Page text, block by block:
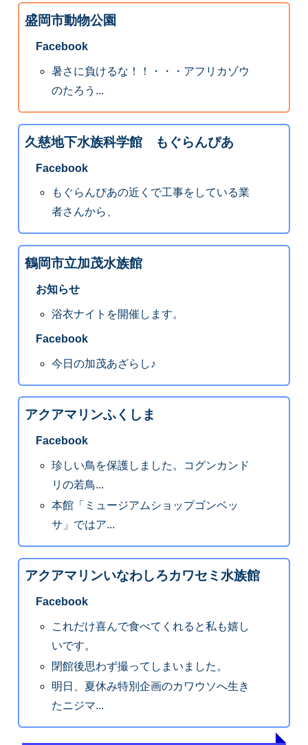
盛岡市動物公園
Facebook
暑さに負けるな！！・・・アフリカゾウ
のたろう...
久慈地下水族科学館 もぐらんぴあ
Facebook
もぐらんぴあの近くで工事をしている業
者さんから、
鶴岡市立加茂水族館
お知らせ
浴衣ナイトを開催します。
Facebook
今日の加茂あざらし♪
アクアマリンふくしま
Facebook
珍しい鳥を保護しました。コグンカンド
リの若鳥...
本館「ミュージアムショップゴンベッ
サ」ではア...
アクアマリンいなわしろカワセミ水族館
Facebook
これだけ喜んで食べてくれると私も嬉し
いです。
閉館後思わず撮ってしまいました。
明日、夏休み特別企画のカワウソへ生き
たニジマ...